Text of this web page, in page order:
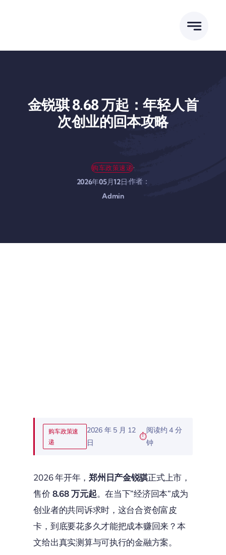
容
金锐骐 8.68 万起：年轻人首
次创业的回本攻略
购车政策速递·
2026年05月12日·作者：
Admin
购车政策速
递
2026 年 5 月 12
日
阅读约 4 分
钟
2026 年开年，郑州日产金锐骐正式上市，
售价 8.68 万元起。在当下”经济回本”成为
创业者的共同诉求时，这台合资创富皮
卡，到底要花多久才能把成本赚回来？本
文给出真实测算与可执行的金融方案。